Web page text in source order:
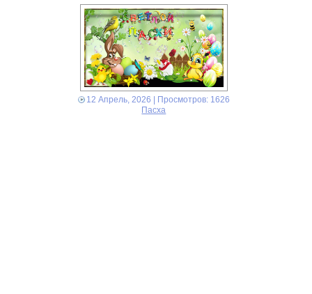
12 Апрель, 2026 | Просмотров: 1626
Пасха